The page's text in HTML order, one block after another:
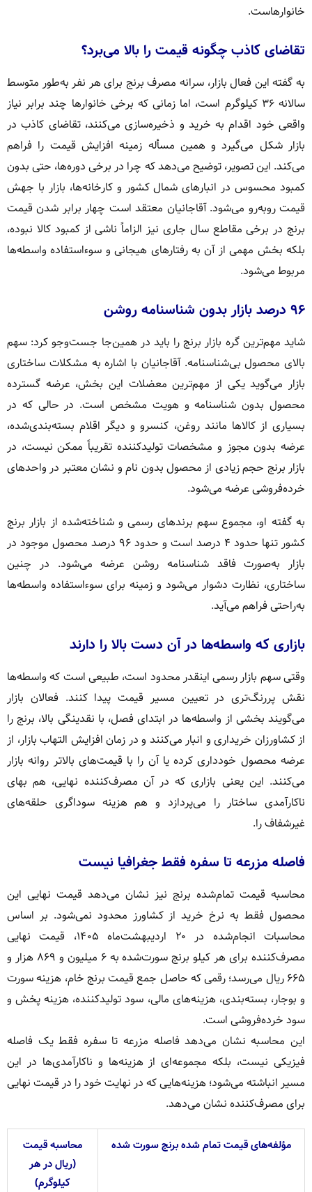
خانوارهاست.
تقاضای کاذب چگونه قیمت را بالا می‌برد؟
به گفته این فعال بازار، سرانه مصرف برنج برای هر نفر به‌طور متوسط
سالانه ۳۶ کیلوگرم است، اما زمانی که برخی خانوارها چند برابر نیاز
واقعی خود اقدام به خرید و ذخیره‌سازی می‌کنند، تقاضای کاذب در
بازار شکل می‌گیرد و همین مسأله زمینه افزایش قیمت را فراهم
می‌کند. این تصویر، توضیح می‌دهد که چرا در برخی دوره‌ها، حتی بدون
کمبود محسوس در انبارهای شمال کشور و کارخانه‌ها، بازار با جهش
قیمت روبه‌رو می‌شود. آقاجانیان معتقد است چهار برابر شدن قیمت
برنج در برخی مقاطع سال جاری نیز الزاماً ناشی از کمبود کالا نبوده،
بلکه بخش مهمی از آن به رفتارهای هیجانی و سوءاستفاده واسطه‌ها
مربوط می‌شود.
۹۶ درصد بازار بدون شناسنامه روشن
شاید مهم‌ترین گره بازار برنج را باید در همین‌جا جست‌وجو کرد: سهم
بالای محصول بی‌شناسنامه. آقاجانیان با اشاره به مشکلات ساختاری
بازار می‌گوید یکی از مهم‌ترین معضلات این بخش، عرضه گسترده
محصول بدون شناسنامه و هویت مشخص است. در حالی که در
بسیاری از کالاها مانند روغن، کنسرو و دیگر اقلام بسته‌بندی‌شده،
عرضه بدون مجوز و مشخصات تولیدکننده تقریباً ممکن نیست، در
بازار برنج حجم زیادی از محصول بدون نام و نشان معتبر در واحدهای
خرده‌فروشی عرضه می‌شود.
به گفته او، مجموع سهم برندهای رسمی و شناخته‌شده از بازار برنج
کشور تنها حدود ۴ درصد است و حدود ۹۶ درصد محصول موجود در
بازار به‌صورت فاقد شناسنامه روشن عرضه می‌شود. در چنین
ساختاری، نظارت دشوار می‌شود و زمینه برای سوءاستفاده واسطه‌ها
به‌راحتی فراهم می‌آید.
بازاری که واسطه‌ها در آن دست بالا را دارند
وقتی سهم بازار رسمی اینقدر محدود است، طبیعی است که واسطه‌ها
نقش پررنگ‌تری در تعیین مسیر قیمت پیدا کنند. فعالان بازار
می‌گویند بخشی از واسطه‌ها در ابتدای فصل، با نقدینگی بالا، برنج را
از کشاورزان خریداری و انبار می‌کنند و در زمان افزایش التهاب بازار، از
عرضه محصول خودداری کرده یا آن را با قیمت‌های بالاتر روانه بازار
می‌کنند. این یعنی بازاری که در آن مصرف‌کننده نهایی، هم بهای
ناکارآمدی ساختار را می‌پردازد و هم هزینه سوداگری حلقه‌های
غیرشفاف را.
فاصله مزرعه تا سفره فقط جغرافیا نیست
محاسبه قیمت تمام‌شده برنج نیز نشان می‌دهد قیمت نهایی این
محصول فقط به نرخ خرید از کشاورز محدود نمی‌شود. بر اساس
محاسبات انجام‌شده در ۲۰ اردیبهشت‌ماه ۱۴۰۵، قیمت نهایی
مصرف‌کننده برای هر کیلو برنج سورت‌شده به ۶ میلیون و ۸۶۹ هزار و
۶۶۵ ریال می‌رسد؛ رقمی که حاصل جمع قیمت برنج خام، هزینه سورت
و بوجار، بسته‌بندی، هزینه‌های مالی، سود تولیدکننده، هزینه پخش و
سود خرده‌فروشی است.
این محاسبه نشان می‌دهد فاصله مزرعه تا سفره فقط یک فاصله
فیزیکی نیست، بلکه مجموعه‌ای از هزینه‌ها و ناکارآمدی‌ها در این
مسیر انباشته می‌شود؛ هزینه‌هایی که در نهایت خود را در قیمت نهایی
برای مصرف‌کننده نشان می‌دهد.
مؤلفه‌های قیمت تمام شده برنج سورت شده
محاسبه قیمت
(ریال در هر
کیلوگرم)